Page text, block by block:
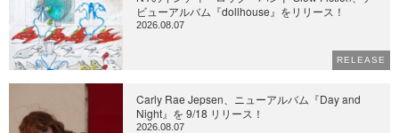
ビューアルバム『dollhouse』をリリース！
2026.08.07
RELEASE
Carly Rae Jepsen、ニューアルバム『Day and
Night』を 9/18 リリース！
2026.08.07